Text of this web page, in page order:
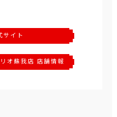
サイト
オ蘇我店 店舗情報